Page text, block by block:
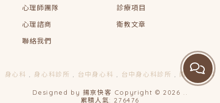
心理師團隊
診療項目
心理諮商
衛教文章
聯絡我們
身心科 身心科診所 台中身心科 台中身心科診所 南屯身心科
Designed by 揚京快客 Copyright © 2026
累積人氣: 276476